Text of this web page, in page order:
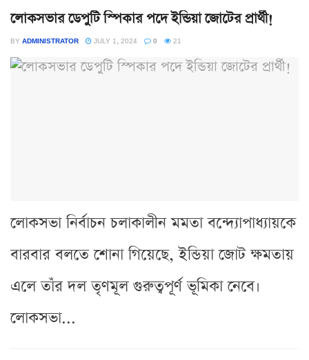
লোকসভার ডেপুটি স্পিকার পদে ইন্ডিয়া জোটের প্রার্থী!
BY ADMINISTRATOR JULY 1, 2024 0 21
লোকসভা নির্বাচন চলাকালীন মমতা বন্দ্যোপাধ্যায়কে
বারবার বলতে শোনা গিয়েছে, ইন্ডিয়া জোট ক্ষমতায়
এলে তাঁর দল তৃণমূল গুরুত্বপূর্ণ ভূমিকা নেবে।
লোকসভা...